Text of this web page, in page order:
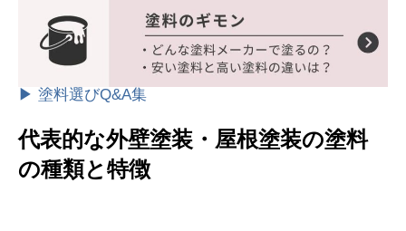
▶ 塗料選びQ&A集
代表的な外壁塗装・屋根塗装の塗料
の種類と特徴